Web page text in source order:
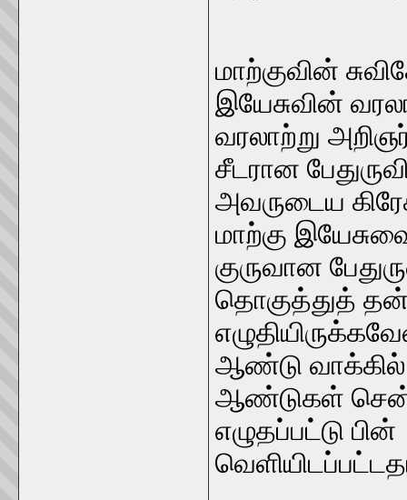
மாற்குவின்
இயேசுவின்
வரலாற்று
சீடரான
அவருடைய
மாற்கு
குருவான
தொகுத்துத் தன்
ஆண்டு
ஆண்டுகள்
எழுதப்பட்டு